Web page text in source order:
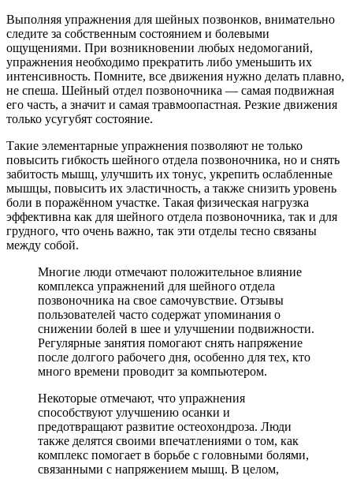
Выполняя упражнения для шейных позвонков, внимательно
следите за собственным состоянием и болевыми
ощущениями. При возникновении любых недомоганий,
упражнения необходимо прекратить либо уменьшить их
интенсивность. Помните, все движения нужно делать плавно,
не спеша. Шейный отдел позвоночника — самая подвижная
его часть, а значит и самая травмоопастная. Резкие движения
только усугубят состояние.
Такие элементарные упражнения позволяют не только
повысить гибкость шейного отдела позвоночника, но и снять
забитость мышц, улучшить их тонус, укрепить ослабленные
мышцы, повысить их эластичность, а также снизить уровень
боли в поражённом участке. Такая физическая нагрузка
эффективна как для шейного отдела позвоночника, так и для
грудного, что очень важно, так эти отделы тесно связаны
между собой.
Многие люди отмечают положительное влияние
комплекса упражнений для шейного отдела
позвоночника на свое самочувствие. Отзывы
пользователей часто содержат упоминания о
снижении болей в шее и улучшении подвижности.
Регулярные занятия помогают снять напряжение
после долгого рабочего дня, особенно для тех, кто
много времени проводит за компьютером.
Некоторые отмечают, что упражнения
способствуют улучшению осанки и
предотвращают развитие остеохондроза. Люди
также делятся своими впечатлениями о том, как
комплекс помогает в борьбе с головными болями,
связанными с напряжением мышц. В целом,